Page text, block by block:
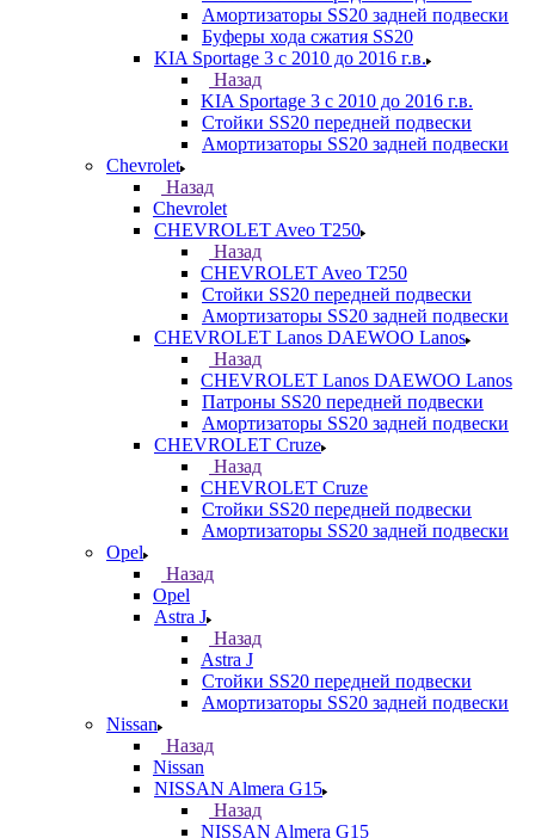
Амортизаторы SS20 задней подвески
Буферы хода сжатия SS20
KIA Sportage 3 с 2010 до 2016 г.в.
Назад
KIA Sportage 3 с 2010 до 2016 г.в.
Стойки SS20 передней подвески
Амортизаторы SS20 задней подвески
Chevrolet
Назад
Chevrolet
CHEVROLET Aveo T250
Назад
CHEVROLET Aveo T250
Стойки SS20 передней подвески
Амортизаторы SS20 задней подвески
CHEVROLET Lanos DAEWOO Lanos
Назад
CHEVROLET Lanos DAEWOO Lanos
Патроны SS20 передней подвески
Амортизаторы SS20 задней подвески
CHEVROLET Cruze
Назад
CHEVROLET Cruze
Стойки SS20 передней подвески
Амортизаторы SS20 задней подвески
Opel
Назад
Opel
Astra J
Назад
Astra J
Стойки SS20 передней подвески
Амортизаторы SS20 задней подвески
Nissan
Назад
Nissan
NISSAN Almera G15
Назад
NISSAN Almera G15